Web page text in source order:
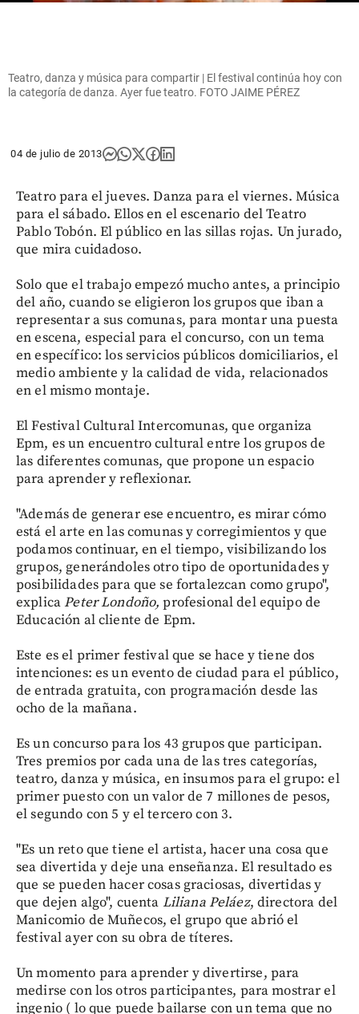
Teatro, danza y música para compartir | El festival continúa hoy con
la categoría de danza. Ayer fue teatro. FOTO JAIME PÉREZ
04 de julio de 2013
Teatro para el jueves. Danza para el viernes. Música
para el sábado. Ellos en el escenario del Teatro
Pablo Tobón. El público en las sillas rojas. Un jurado,
que mira cuidadoso.
Solo que el trabajo empezó mucho antes, a principio
del año, cuando se eligieron los grupos que iban a
representar a sus comunas, para montar una puesta
en escena, especial para el concurso, con un tema
en específico: los servicios públicos domiciliarios, el
medio ambiente y la calidad de vida, relacionados
en el mismo montaje.
El Festival Cultural Intercomunas, que organiza
Epm, es un encuentro cultural entre los grupos de
las diferentes comunas, que propone un espacio
para aprender y reflexionar.
"Además de generar ese encuentro, es mirar cómo
está el arte en las comunas y corregimientos y que
podamos continuar, en el tiempo, visibilizando los
grupos, generándoles otro tipo de oportunidades y
posibilidades para que se fortalezcan como grupo",
explicaPeter Londoño, profesional del equipo de
Educación al cliente de Epm.
Este es el primer festival que se hace y tiene dos
intenciones: es un evento de ciudad para el público,
de entrada gratuita, con programación desde las
ocho de la mañana.
Es un concurso para los 43 grupos que participan.
Tres premios por cada una de las tres categorías,
teatro, danza y música, en insumos para el grupo: el
primer puesto con un valor de 7 millones de pesos,
el segundo con 5 y el tercero con 3.
"Es un reto que tiene el artista, hacer una cosa que
sea divertida y deje una enseñanza. El resultado es
que se pueden hacer cosas graciosas, divertidas y
que dejen algo", cuenta Liliana Peláez, directora del
Manicomio de Muñecos, el grupo que abrió el
festival ayer con su obra de títeres.
Un momento para aprender y divertirse, para
medirse con los otros participantes, para mostrar el
ingenio ( lo que puede bailarse con un tema que no